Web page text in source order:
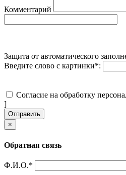
Комментарий
Защита от автоматического
Введите слово с картинки*:
Согласие на обработку
]
Отправить
×
Обратная связь
Ф.И.О.*